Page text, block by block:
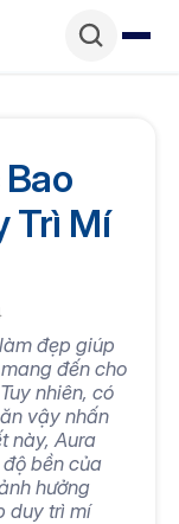
Trì Mí
đẹp giúp
đến cho
nhiên, có
vậy nhấn
này, Aura
bền của
hưởng
duy trì mí